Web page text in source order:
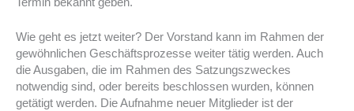
Wie geht es jetzt weiter? Der Vorstand kann im Rahmen der
gewöhnlichen Geschäftsprozesse weiter tätig werden. Auch
die Ausgaben, die im Rahmen des Satzungszweckes
notwendig sind, oder bereits beschlossen wurden, können
getätigt werden. Die Aufnahme neuer Mitglieder ist der